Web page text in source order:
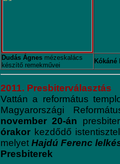
Dudás Ágnes mézeskalács
készítő remekművei
Kókáné
2011. Presbiterválasztás
Vattán a református
Magyarországi
november 20-án
órakor kezdődő
melyet Hajdú Ferenc
Presbiterek